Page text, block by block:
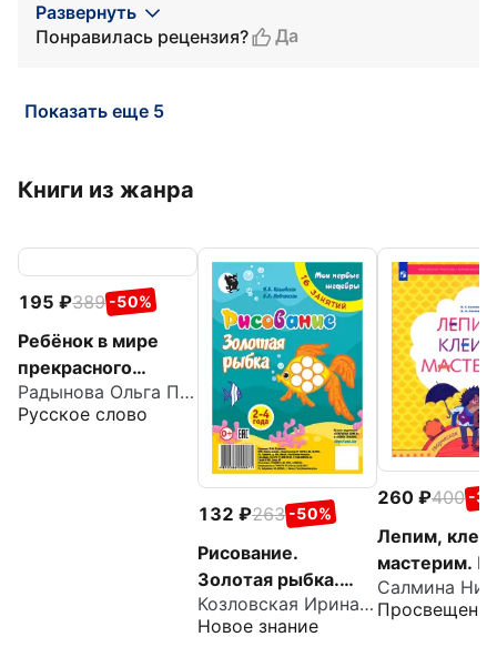
Развернуть
Понравилась рецензия?
Да
Показать еще 5
Книги из жанра
195 389 -50%
Ребёнок в мире
прекрасного
Программа
художественно-
Радынова Ольга Петровна
Русское слово
132 263 -50%
Рисование.
Золотая рыбка.
Младшая группа 2-
4 года. Мои первые
Козловская Ирина Валерьевна
Новое знание
260 400 -
Лепим,
мастерим.
для детей
ФГОС ДО